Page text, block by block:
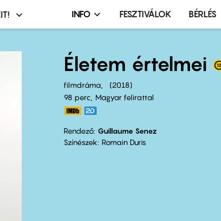
Infó,
terembérlés
menü
INFO FESZTIVÁLOK BÉRLÉS
Életem értelmei
filmdráma
2018
98 perc,
Magyar felirattal
Rendező Guillaume Senez
Színészek
Romain Duris